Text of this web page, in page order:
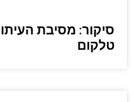
סיקור: מסיבת
טלקום